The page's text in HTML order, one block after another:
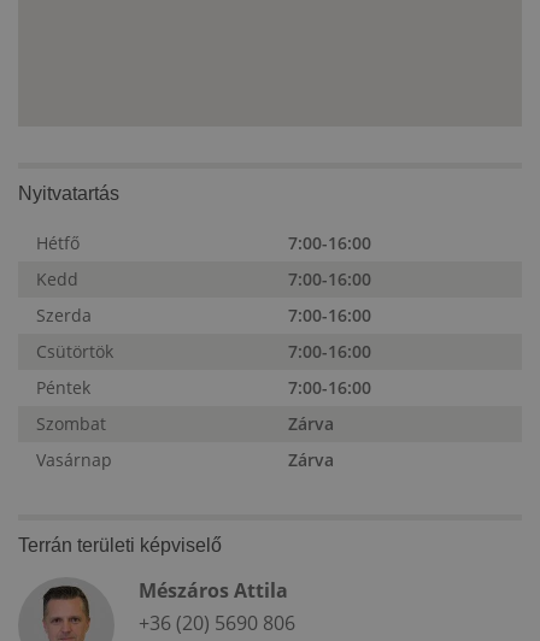
Nyitvatartás
Hétfő
7:00-16:00
Kedd
7:00-16:00
Szerda
7:00-16:00
Csütörtök
7:00-16:00
Péntek
7:00-16:00
Szombat
Zárva
Vasárnap
Zárva
Terrán területi képviselő
Mészáros Attila
+36 (20) 5690 806